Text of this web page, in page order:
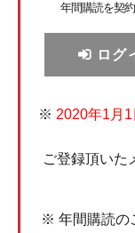
年間購読を契
ログ
※ 2020年1月
ご登録頂いた
※ 年間購読の